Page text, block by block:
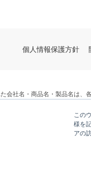
この
様を
アの
個人情報保護方針
会社名・商品名・製品名は、